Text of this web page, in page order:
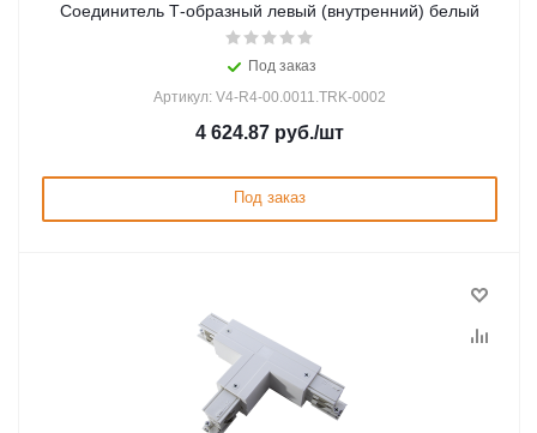
Соединитель Т-образный левый (внутренний) белый
Под заказ
Артикул: V4-R4-00.0011.TRK-0002
4 624.87 руб./шт
Под заказ